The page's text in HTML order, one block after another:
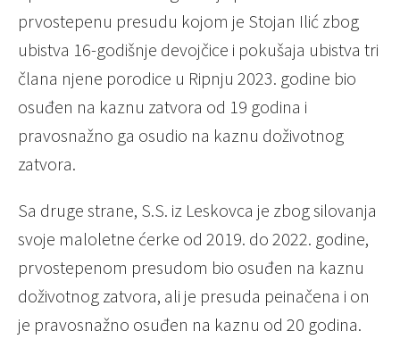
prvostepenu presudu kojom je Stojan Ilić zbog
ubistva 16-godišnje devojčice i pokušaja ubistva tri
člana njene porodice u Ripnju 2023. godine bio
osuđen na kaznu zatvora od 19 godina i
pravosnažno ga osudio na kaznu doživotnog
zatvora.
Sa druge strane, S.S. iz Leskovca je zbog silovanja
svoje maloletne ćerke od 2019. do 2022. godine,
prvostepenom presudom bio osuđen na kaznu
doživotnog zatvora, ali je presuda peinačena i on
je pravosnažno osuđen na kaznu od 20 godina.